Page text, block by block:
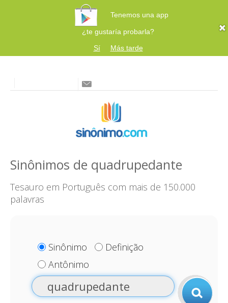
Tenemos una app
¿te gustaría probarla?
Sí
Más tarde
Sinônimos de quadrupedante
Tesauro em Português com mais de 150.000
palavras
Sinônimo
Definição
Antônimo